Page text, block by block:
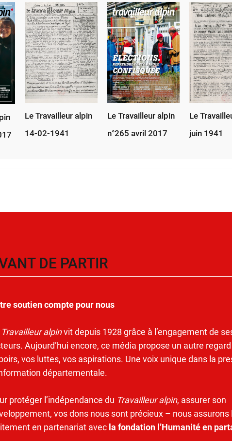
Le Travailleur alpin
14-02-1941
Le Travailleur alpin
n°265 avril 2017
Le
juin 1941
DE PARTIR
soutien compte pour nous
alpinvit depuis 1928 grâce à l’engagement de
Aujourd’hui encore, ce média propose un autre
vos luttes, vos aspirations. Une voix unique dans la
départementale.
protéger l’indépendance du Travailleur alpin, assurer son
vos dons nous sont précieux – nous assurons
en partenariat avec la fondation l’Humanité en